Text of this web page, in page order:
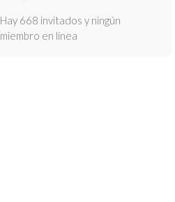
Hay 668 invitados y ningún
miembro en línea